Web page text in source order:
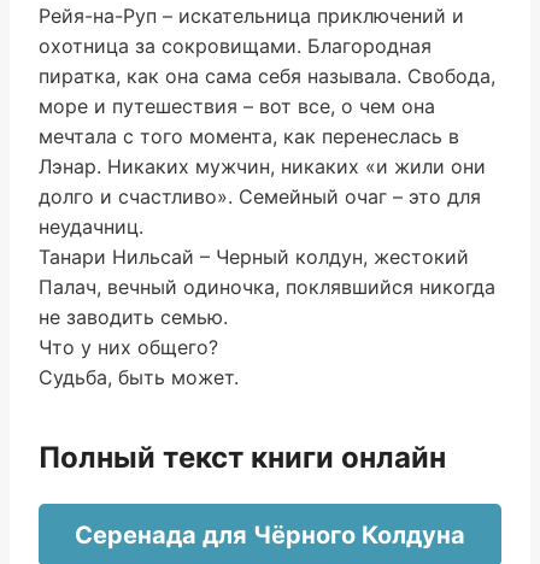
Рейя-на-Руп – искательница приключений и
охотница за сокровищами. Благородная
пиратка, как она сама себя называла. Свобода,
море и путешествия – вот все, о чем она
мечтала с того момента, как перенеслась в
Лэнар. Никаких мужчин, никаких «и жили они
долго и счастливо». Семейный очаг – это для
неудачниц.
Танари Нильсай – Черный колдун, жестокий
Палач, вечный одиночка, поклявшийся никогда
не заводить семью.
Что у них общего?
Судьба, быть может.
Полный текст книги онлайн
Серенада для Чёрного Колдуна